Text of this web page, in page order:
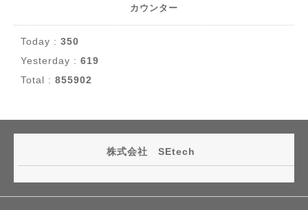
カウンター
Today : 350
Yesterday : 619
Total : 855902
株式会社 SEtech